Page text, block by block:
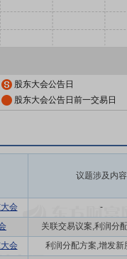
股东大会公告日
股东大会公告日前一交易日
议题涉及内容
会
-
关联交易议案,利润分
会
利润分配方案,增发新